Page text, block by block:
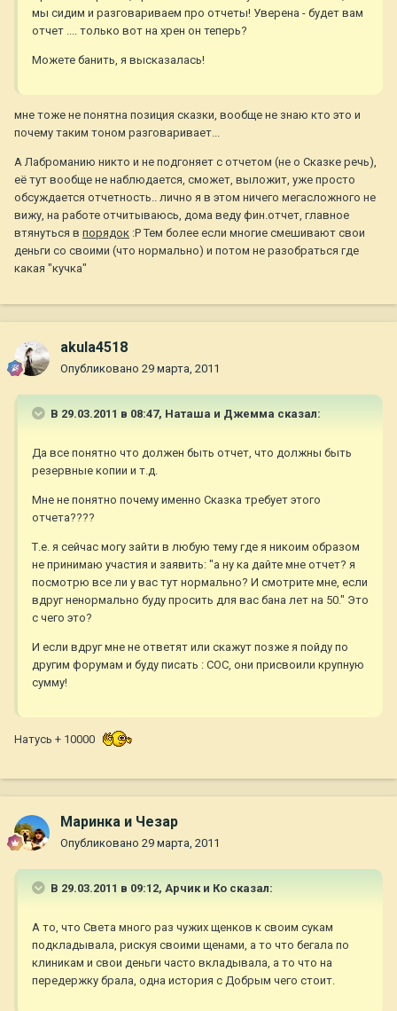
мы сидим и разговариваем про отчеты! Уверена - будет вам
отчет .... только вот на хрен он теперь?
Можете банить, я высказалась!
мне тоже не понятна позиция сказки, вообще не знаю кто это и
почему таким тоном разговаривает...
А Лаброманию никто и не подгоняет с отчетом (не о Сказке речь),
её тут вообще не наблюдается, сможет, выложит, уже просто
обсуждается отчетность.. лично я в этом ничего мегасложного не
вижу, на работе отчитываюсь, дома веду фин.отчет, главное
втянуться в порядок :Р Тем более если многие смешивают свои
деньги со своими (что нормально) и потом не разобраться где
какая "кучка"
akula4518
Опубликовано 29 марта, 2011
В 29.03.2011 в 08:47, Наташа и Джемма сказал:
Да все понятно что должен быть отчет, что должны быть
резервные копии и т.д.
Мне не понятно почему именно Сказка требует этого
отчета????
Т.е. я сейчас могу зайти в любую тему где я никоим образом
не принимаю участия и заявить: "а ну ка дайте мне отчет? я
посмотрю все ли у вас тут нормально? И смотрите мне, если
вдруг ненормально буду просить для вас бана лет на 50." Это
с чего это?
И если вдруг мне не ответят или скажут позже я пойду по
другим форумам и буду писать : СОС, они присвоили крупную
сумму!
Натусь + 10000
Маринка и Чезар
Опубликовано 29 марта, 2011
В 29.03.2011 в 09:12, Арчик и Ко сказал:
А то, что Света много раз чужих щенков к своим сукам
подкладывала, рискуя своими щенами, а то что бегала по
клиникам и свои деньги часто вкладывала, а то что на
передержку брала, одна история с Добрым чего стоит.